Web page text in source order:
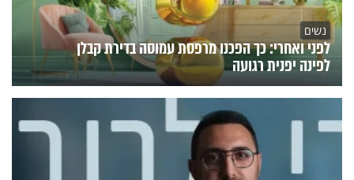
נשים
לפני ואחרי: כך הפכנו מרפסת עמוסה בדירת קבלן
לפינה יפנית רגועה